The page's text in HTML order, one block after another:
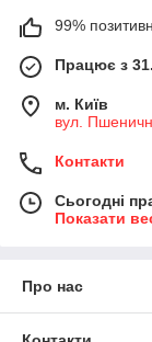
99%
Працює з
м. Київ
вул.
Контакти
Сьогодні
Показати
Про нас